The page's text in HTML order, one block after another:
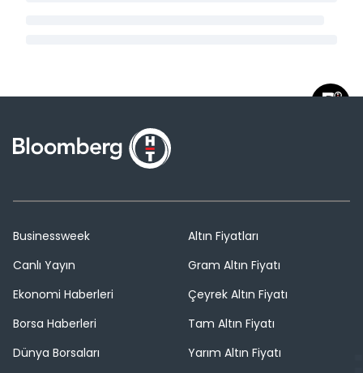
Businessweek
Canlı Yayın
Ekonomi Haberleri
Borsa Haberleri
Dünya Borsaları
Altın Fiyatları
Gram Altın Fiyatı
Çeyrek Altın Fiyatı
Tam Altın Fiyatı
Yarım Altın Fiyatı